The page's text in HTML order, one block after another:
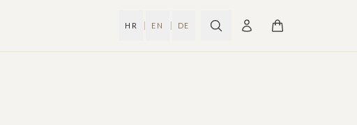
HR | EN | DE